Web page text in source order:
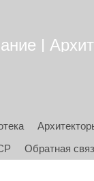
|
Обратная